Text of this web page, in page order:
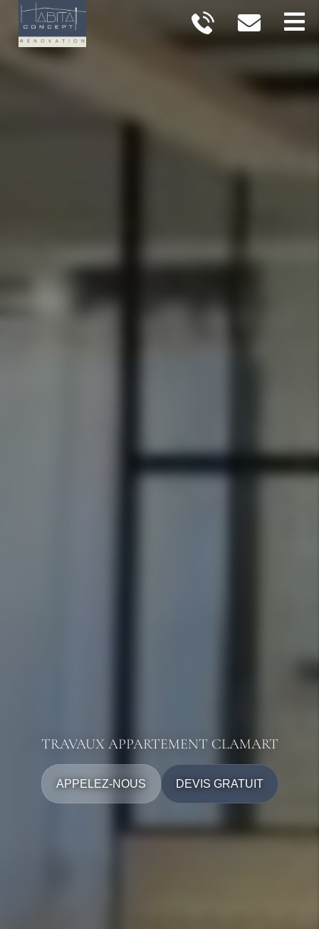
TRAVAUX APPARTEMENT CLAMART
APPELEZ-NOUS DEVIS GRATUIT